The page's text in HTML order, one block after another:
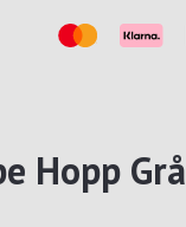
Hopp Grå